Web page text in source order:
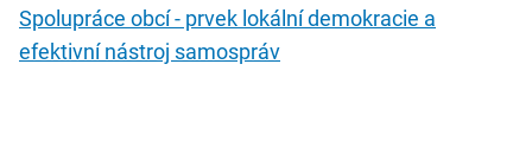
Spolupráce obcí - prvek lokální demokracie a
efektivní nástroj samospráv